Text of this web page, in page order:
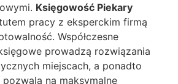
Księgowość Piekary
pracy z eksperckim firmą
Współczesne
prowadzą rozwiązania
miejscach, a ponadto
na maksymalne